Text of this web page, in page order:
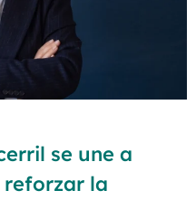
se une a
la